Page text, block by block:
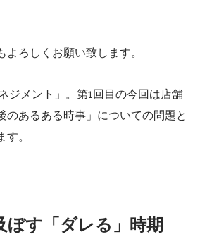
よろしくお願い致します。
ジメント」。第1回目の今回は店舗
のあるある時事」についての問題と
。
す「ダレる」時期